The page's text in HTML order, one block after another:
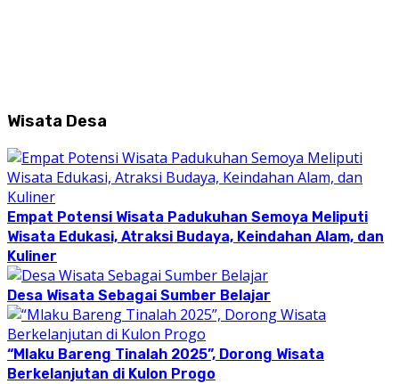
Wisata Desa
Empat Potensi Wisata Padukuhan Semoya Meliputi
Wisata Edukasi, Atraksi Budaya, Keindahan Alam, dan
Kuliner
Desa Wisata Sebagai Sumber Belajar
“Mlaku Bareng Tinalah 2025”, Dorong Wisata
Berkelanjutan di Kulon Progo